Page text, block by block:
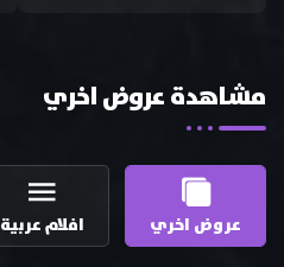
مشاهدة عروض اخري
عروض اخري افلام عربية